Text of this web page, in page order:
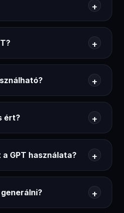
ért?
GPT használata?